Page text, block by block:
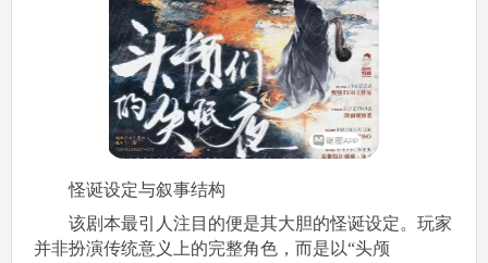
怪诞设定与叙事结构
该剧本最引人注目的便是其大胆的怪诞设定。玩家
并非扮演传统意义上的完整角色，而是以“头颅